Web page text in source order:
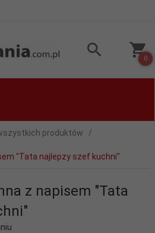
0
produktów
"Tata najlepzy szef kuchni"
z napisem "Tata